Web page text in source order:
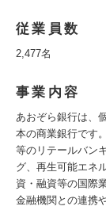
従業員数
2,477名
事業内容
あおぞら銀行は、
本の商業銀行です
等のリテールバン
グ、再生可能エネ
資・融資等の国際
金融機関との連携